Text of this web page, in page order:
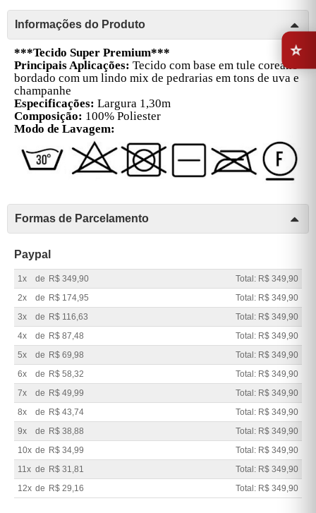
Informações do Produto
***Tecido Super Premium***
Principais Aplicações: Tecido com base em tule coreano
bordado com um lindo mix de pedrarias em tons de uva e
champanhe
Especificações: Largura 1,30m
Composição: 100% Poliester
Modo de Lavagem:
Formas de Parcelamento
Paypal
1x de R$ 349,90
Total: R$ 349,90
2x
de R$ 174,95
Total: R$ 349,90
3x
de R$ 116,63
Total: R$ 349,90
4x
de R$ 87,48
Total: R$ 349,90
5x
de R$ 69,98
Total: R$ 349,90
6x
de R$ 58,32
Total: R$ 349,90
7x
de R$ 49,99
Total: R$ 349,90
8x
de R$ 43,74
Total: R$ 349,90
9x
de R$ 38,88
Total: R$ 349,90
10x de R$ 34,99
Total: R$ 349,90
11x de R$ 31,81
Total: R$ 349,90
12x de R$ 29,16 Total: R$ 349,90
⭐